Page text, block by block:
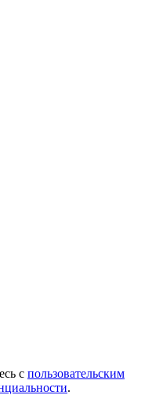
с пользовательским
.